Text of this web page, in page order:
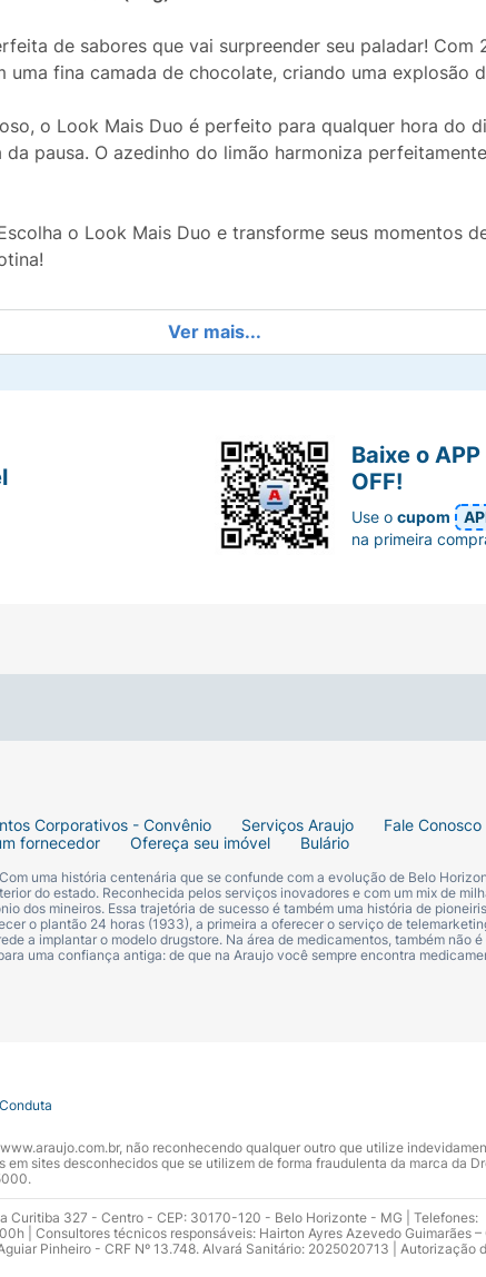
de sabores que vai surpreender seu paladar!
fina camada de chocolate, criando uma explosão
o Look Mais Duo é perfeito para qualquer hora do
pausa. O azedinho do limão harmoniza
o Look Mais Duo e transforme seus momentos
Ver mais...
Corporativos - Convênio Serviços Araujo
Fale Conosco
fornecedor Ofereça seu imóvel Bulário
uma história centenária que se confunde com a evolução de Belo
do estado. Reconhecida pelos serviços inovadores e com um mix de
dos mineiros. Essa trajetória de sucesso é também uma história de
o plantão 24 horas (1933), a primeira a oferecer o serviço de
a implantar o modelo drugstore. Na área de medicamentos, também não
uma confiança antiga: de que na Araujo você sempre encontra
Baixe o
OFF!
Use ocupom
na primeira
não reconhecendo qualquer outro que utilize
sites desconhecidos que se utilizem de forma fraudulenta da marca da
Curitiba 327 - Centro - CEP: 30170-120 - Belo Horizonte - MG | Telefones:
| Consultores técnicos responsáveis: Hairton Ayres Azevedo Guimarães –
Pinheiro - CRF Nº 13.748. Alvará Sanitário: 2025020713 | Autorização